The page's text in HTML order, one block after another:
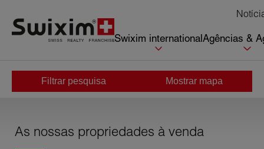
Swixim internationalAgências &
Filtrar pesquisa Mostrar mapa
Comprar
As nossas propriedades à venda